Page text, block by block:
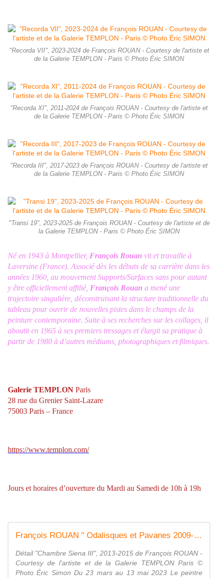
"Recorda VII", 2023-2024 de François ROUAN - Courtesy de l'artiste et
de la Galerie TEMPLON - Paris © Photo Éric SIMON
"Recorda XI", 2011-2024 de François ROUAN - Courtesy de l'artiste et
de la Galerie TEMPLON - Paris © Photo Éric SIMON
"Recorda III", 2017-2023 de François ROUAN - Courtesy de l'artiste et
de la Galerie TEMPLON - Paris © Photo Éric SIMON
"Transi 19", 2023-2025 de François ROUAN - Courtesy de l'artiste et de
la Galerie TEMPLON - Paris © Photo Éric SIMON
Né en 1943 à Montpellier, François Rouan vit et travaille à
Laversine (France). Associé dès les débuts de sa carrière dans les
années 1960, au mouvement Supports/Surfaces sans pour autant
y être officiellement affilié, François Rouan a mené une
trajectoire singulière, déconstruisant la structure traditionnelle du
tableau pour ouvrir de nouvelles pistes dans le champs de la
peinture contemporaine. Suite à ses recherches sur les collages, il
aboutit en 1965 à ses premiers tressages et élargit sa pratique à
partir de 1980 à d’autres médiums, photographiques et filmiques.
Galerie TEMPLON Paris
28 rue du Grenier Saint-Lazare
75003 Paris – France
https://www.templon.com/
Jours et horaires d’ouverture du Mardi au Samedi de 10h à 19h
François ROUAN " Odalisques et Pavanes 2009-2020 " - ACTUART by Eric SIMON
Détail "Chambre Siena III", 2013-2015 de François ROUAN -
Courtesy de l'artiste et de la Galerie TEMPLON Paris ©
Photo Éric Simon Du 23 mars au 13 mai 2023 Le peintre